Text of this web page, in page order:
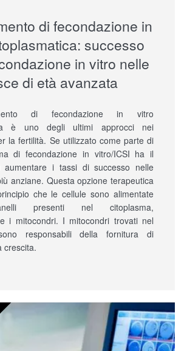
di fecondazione in
successo
in vitro nelle
di età avanzata
di fecondazione in vitro
è uno degli ultimi approcci nei
la fertilità. Se utilizzato come parte di
di fecondazione in vitro/ICSI ha il
aumentare i tassi di successo nelle
anziane. Questa opzione terapeutica
che le cellule sono alimentate
presenti nel citoplasma,
i mitocondri. I mitocondri trovati nel
responsabili della fornitura di
crescita.